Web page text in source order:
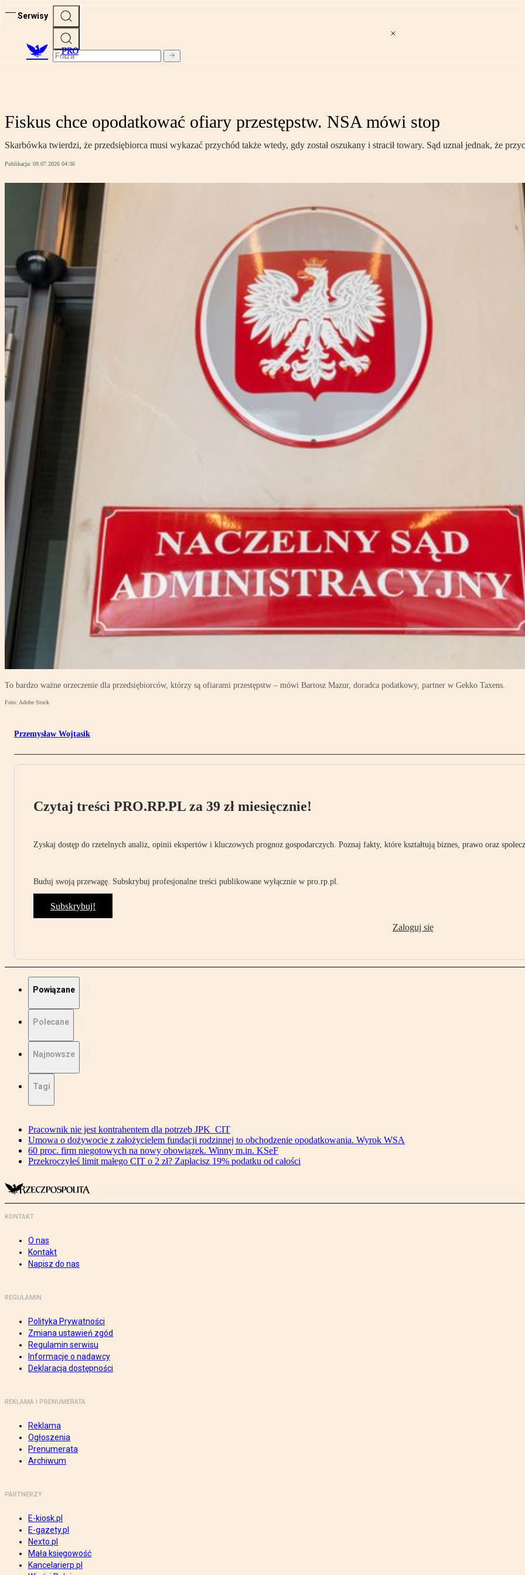
Serwisy
PRO
Fiskus chce opodatkować ofiary przestępstw. NSA mówi stop
Skarbówka twierdzi, że przedsiębiorca musi wykazać przychód także wtedy, gdy został oszukany i stracił towary. Sąd uznał jednak, że
Publikacja: 09.07.2026 04:36
To bardzo ważne orzeczenie dla przedsiębiorców, którzy są ofiarami przestępstw – mówi Bartosz Mazur, doradca podatkowy, partner w Gekko Taxens.
Foto: Adobe Stock
Przemysław Wojtasik
Czytaj treści PRO.RP.PL za 39 zł miesięcznie!
Zyskaj dostęp do rzetelnych analiz, opinii ekspertów i kluczowych prognoz gospodarczych. Poznaj fakty, które kształtują biznes, prawo oraz
Buduj swoją przewagę. Subskrybuj profesjonalne treści publikowane wyłącznie w pro.rp.pl.
Subskrybuj!
Zaloguj się
Powiązane
Polecane
Najnowsze
Tagi
Pracownik nie jest kontrahentem dla potrzeb JPK_CIT
Umowa o dożywocie z założycielem fundacji rodzinnej to obchodzenie opodatkowania. Wyrok WSA
60 proc. firm niegotowych na nowy obowiązek. Winny m.in. KSeF
Przekroczyłeś limit małego CIT o 2 zł? Zapłacisz 19% podatku od całości
KONTAKT
O nas
Kontakt
Napisz do nas
REGULAMIN
Polityka Prywatności
Zmiana ustawień zgód
Regulamin serwisu
Informacje o nadawcy
Deklaracja dostępności
REKLAMA I PRENUMERATA
Reklama
Ogłoszenia
Prenumerata
Archiwum
PARTNERZY
E-kiosk.pl
E-gazety.pl
Nexto.pl
Mała księgowość
Kancelarierp.pl